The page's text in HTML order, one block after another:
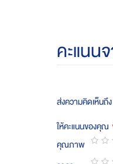
คะแนน
ส่งความคิดเห็นถึ
ให้คะแนนของคุณ
คุณภาพ
12345